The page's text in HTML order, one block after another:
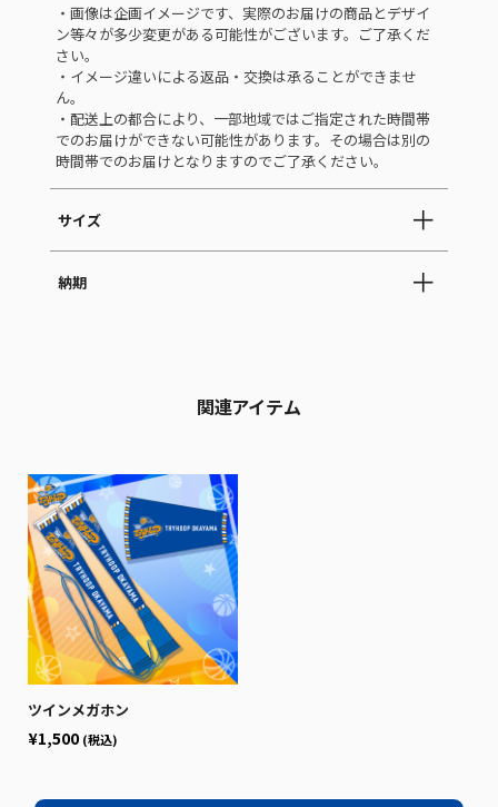
・画像は企画イメージです、実際のお届けの商品とデザイ
ン等々が多少変更がある可能性がございます。ご了承くだ
さい。
・イメージ違いによる返品・交換は承ることができませ
ん。
・配送上の都合により、一部地域ではご指定された時間帯
でのお届けができない可能性があります。その場合は別の
時間帯でのお届けとなりますのでご了承ください。
サイズ
納期
関連アイテム
ツインメガホン
¥1,500 (税込)